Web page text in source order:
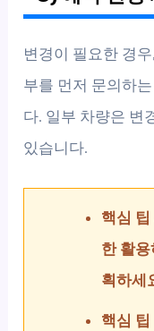
변경이 필요한 경
부를 먼저 문의하
다. 일부 차량은 변
있습니다.
핵심 팁
한 활용
획하세
핵심